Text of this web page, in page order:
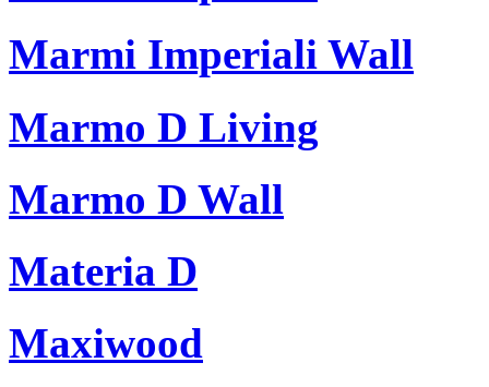
Marmi Imperiali Wall
Marmo D Living
Marmo D Wall
Materia D
Maxiwood